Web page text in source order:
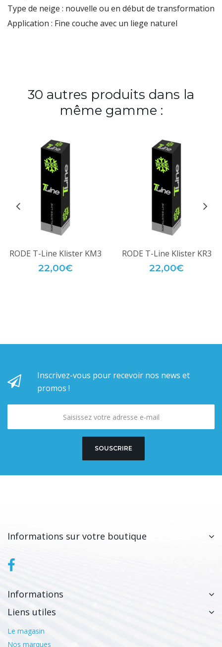
Type de neige : nouvelle ou en début de transformation
Application : Fine couche avec un liege naturel
30 autres produits dans la
même gamme :
RODE T-Line Klister KM3
22,00€
RODE T-Line Klister KR3
22,00€
Inscrivez-vous pour recevoir nos news et
promos !
SOUSCRIRE
Informations sur votre boutique
Informations
Liens utiles
Le magasin
Nos marques